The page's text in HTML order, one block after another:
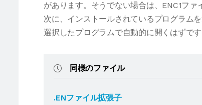
があります。そうでない場合は、ENC1フ
次に、インストールされているプログラム
選択したプログラムで自動的に開くはずです
同様のファイル
.ENファイル拡張子